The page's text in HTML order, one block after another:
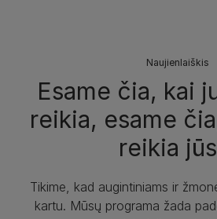
Naujienlaiškis
Esame čia, kai
reikia, esame
reikia
Tikime, kad augintiniams ir
kartu. Mūsų programa žada